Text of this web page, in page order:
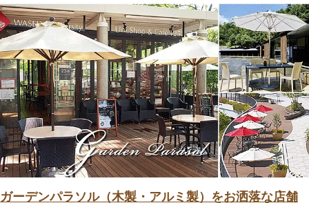
ガーデンパラソル（木製・アルミ製）をお洒落な店舗